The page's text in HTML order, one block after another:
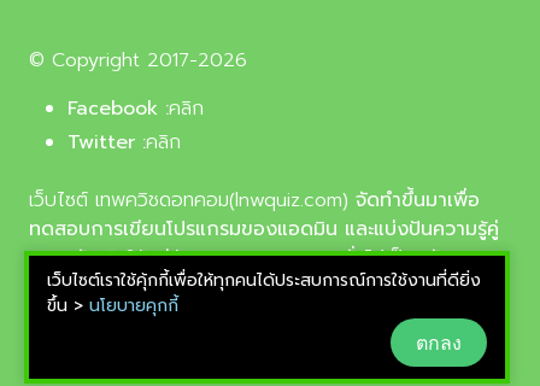
© Copyright 2017-2026
Facebook :คลิก
Twitter :คลิก
เว็บไซต์ เทพควิชดอทคอม(lnwquiz.com) จัดทำขึ้นมาเพื่อ
ทดสอบการเขียนโปรแกรมของแอดมิน และแบ่งปันความรู้คู่
ความบันเทิงให้แก่น้อง ๆ ตลอดจนบุคลทั่วไปเป็นหลัก,
รูปภาพที่นำมาใช้ประกอบบทความเป็นรูปภาพจากเว็บ
pixabay.com และunsplash.com ซึ่งเป็นเว็บแจกรูปฟรี
ลิขสิทธิ์แบบ CC0 ที่ช่างภาพจากทั่วโลกอัพโหลดไว้ให้
สามารถนำมาใช้ฟรีได้
เว็บไซต์เราใช้คุ้กกี้เพื่อให้ทุกคนได้ประสบการณ์การใช้งานที่ดียิ่ง
ขึ้น > นโยบายคุกกี้
ตกลง